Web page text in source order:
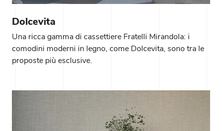
Dolcevita
Una ricca gamma di cassettiere Fratelli Mirandola: i
comodini moderni in legno, come Dolcevita, sono tra le
proposte più esclusive.